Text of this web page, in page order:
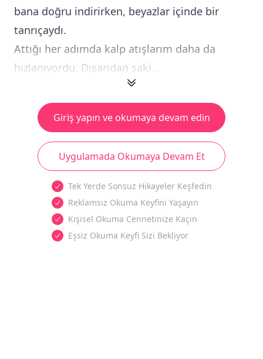
bana doğru indirirken, beyazlar içinde bir
tanrıçaydı.
Attığı her adımda kalp atışlarım daha da
hızlanıyordu. Dışarıdan saki...
Giriş yapın ve okumaya devam edin
Uygulamada Okumaya Devam Et
Tek Yerde Sonsuz Hikayeler Keşfedin
Reklamsız Okuma Keyfini Yaşayın
Kişisel Okuma Cennetinize Kaçın
Eşsiz Okuma Keyfi Sizi Bekliyor